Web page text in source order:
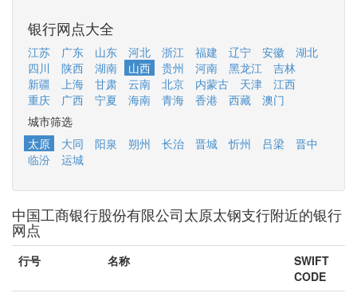
银行网点大全
江苏 广东 山东 河北 浙江 福建 辽宁 安徽
湖北
四川
陕西 湖南 山西 贵州 河南 黑龙江
吉林
新疆
上海 甘肃 云南 北京 内蒙古 天津
江西
重庆
广西 宁夏 海南 青海 香港 西藏
澳门
城市筛选
太原
大同 阳泉 朔州 长治 晋城 忻州 吕梁
晋中
临汾
运城
中国工商银行股份有限公司太原太钢支行附近的银行
网点
行号 名称
SWIFT
CODE